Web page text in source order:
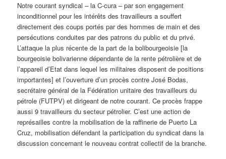
Notre courant syndical – la C-cura – par son engagement
inconditionnel pour les intérêts des travailleurs a souffert
directement des coups portés par des hommes de main et des
persécutions conduites par des patrons du public et du privé.
L’attaque la plus récente de la part de la bolibourgeoisie [la
bourgeoisie bolivarienne dépendante de la rente pétrolière et de
l’appareil d’Etat dans lequel les militaires disposent de positions
importantes] et l’ouverture d’un procès contre José Bodas,
secrétaire général de la Fédération unitaire des travailleurs du
pétrole (FUTPV) et dirigeant de notre courant. Ce procès frappe
aussi 9 travailleurs du secteur pétrolier. C’est une action de
représailles contre la mobilisation de la raffinerie de Puerto La
Cruz, mobilisation défendant la participation du syndicat dans la
discussion concernant le nouveau contrat collectif de la branche.